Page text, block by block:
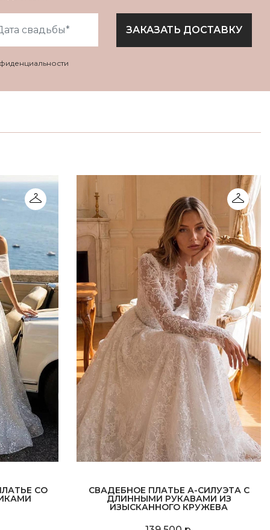
ЗАКАЗАТЬ ДОСТАВКУ
СО СВАДЕБНОЕ ПЛАТЬЕ А-СИЛУЭТА С
ДЛИННЫМИ РУКАВАМИ ИЗ
ИЗЫСКАННОГО КРУЖЕВА